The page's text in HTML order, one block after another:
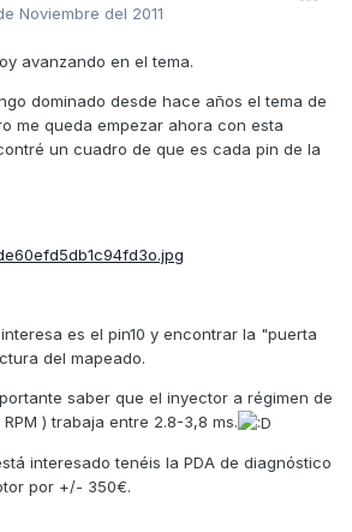
Noviembre del 2011
avanzando en el tema.
dominado desde hace años el tema de
me queda empezar ahora con esta
un cuadro de que es cada pin de la
es el pin10 y encontrar la "puerta
del mapeado.
saber que el inyector a régimen de
) trabaja entre 2.8-3,8 ms.
interesado tenéis la PDA de diagnóstico
por +/- 350€.